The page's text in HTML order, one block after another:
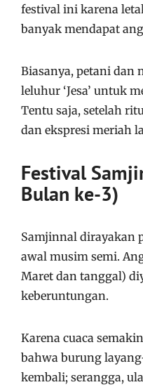
festival ini karena
banyak mendapat
Biasanya, petani dan
leluhur ‘Jesa’ untuk
Tentu saja, setelah
dan ekspresi meriah
Festival
Bulan ke-3)
Samjinnal dirayakan
awal musim semi.
Maret dan tanggal)
keberuntungan.
Karena cuaca
bahwa burung
kembali; serangga,